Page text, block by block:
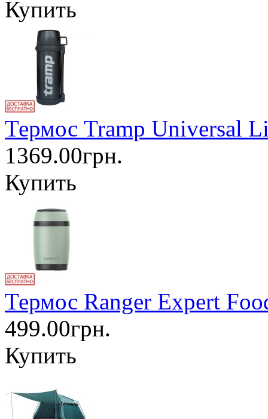
Купить
Термос Tramp Universal
1369.00грн.
Купить
Термос Ranger Expert
499.00грн.
Купить